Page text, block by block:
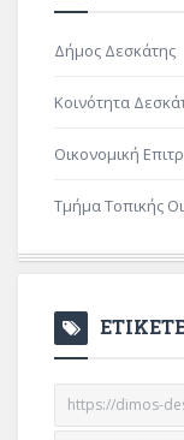
Δήμος Δεσκάτης
Κοινότητα
Οικονομική
Τμήμα Τοπικής
https://dimos-